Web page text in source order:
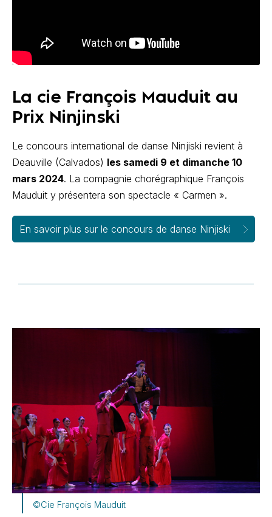
La cie François Mauduit au
Prix Ninjinski
Le concours international de danse Ninjiski revient à
Deauville (Calvados) les samedi 9 et dimanche 10
mars 2024. La compagnie chorégraphique François
Mauduit y présentera son spectacle « Carmen ».
En savoir plus sur le concours de danse Ninjiski
©Cie François Mauduit